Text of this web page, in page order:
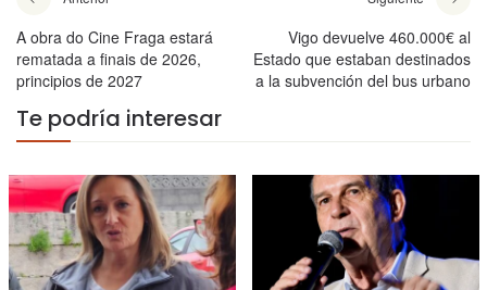
A obra do Cine Fraga estará
rematada a finais de 2026,
principios de 2027
Vigo devuelve 460.000€ al
Estado que estaban destinados
a la subvención del bus urbano
Te podría interesar